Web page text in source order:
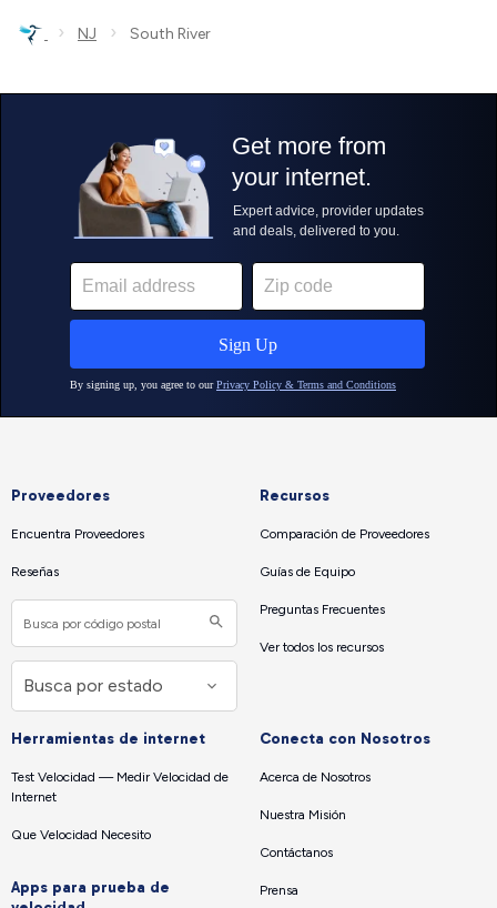
› NJ › South River
Proveedores
Encuentra Proveedores
Reseñas
Recursos
Comparación de Proveedores
Guías de Equipo
Preguntas Frecuentes
Ver todos los recursos
Herramientas de internet
Test Velocidad — Medir Velocidad de
Internet
Que Velocidad Necesito
Apps para prueba de
Conecta con Nosotros
Acerca de Nosotros
Nuestra Misión
Contáctanos
Prensa